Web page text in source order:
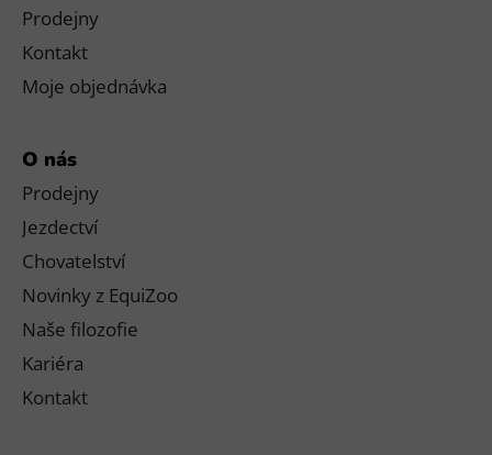
Prodejny
Kontakt
Moje objednávka
O nás
Prodejny
Jezdectví
Chovatelství
Novinky z EquiZoo
Naše filozofie
Kariéra
Kontakt